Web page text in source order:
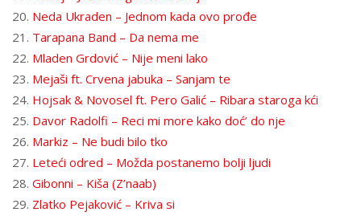
20. Neda Ukraden – Jednom kada ovo prođe
21. Tarapana Band – Da nema me
22. Mladen Grdović – Nije meni lako
23. Mejaši ft. Crvena jabuka – Sanjam te
24. Hojsak & Novosel ft. Pero Galić – Ribara staroga kći
25. Davor Radolfi – Reci mi more kako doć’ do nje
26. Markiz – Ne budi bilo tko
27. Leteći odred – Možda postanemo bolji ljudi
28. Gibonni – Kiša (Z’naab)
29. Zlatko Pejaković – Kriva si